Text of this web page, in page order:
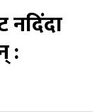
नदिंदा
: